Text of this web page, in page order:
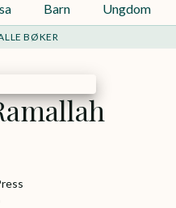
Barn Ungdom
BØKER